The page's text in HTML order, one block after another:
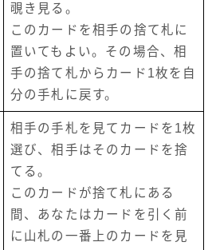
覗き見る。
このカードを相手の捨て札に
置いてもよい。その場合、相
手の捨て札からカード1枚を自
分の手札に戻す。
相手の手札を見てカードを1枚
選び、相手はそのカードを捨
てる。
このカードが捨て札にある
間、あなたはカードを引く前
に山札の一番上のカードを見